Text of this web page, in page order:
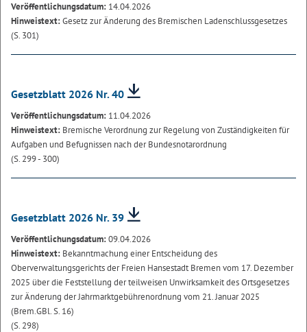
Veröffentlichungsdatum: 14.04.2026
Hinweistext:Gesetz zur Änderung des Bremischen Ladenschlussgesetzes
(S. 301)
Gesetzblatt 2026 Nr. 40
Veröffentlichungsdatum: 11.04.2026
Hinweistext: Bremische Verordnung zur Regelung von Zuständigkeiten für
Aufgaben und Befugnissen nach der Bundesnotarordnung
(S. 299 - 300)
Gesetzblatt 2026 Nr. 39
Veröffentlichungsdatum:09.04.2026
Hinweistext: Bekanntmachung einer Entscheidung des
Oberverwaltungsgerichts der Freien Hansestadt Bremen vom 17. Dezember
2025 über die Feststellung der teilweisen Unwirksamkeit des Ortsgesetzes
zur Änderung der Jahrmarktgebührenordnung vom 21. Januar 2025
(Brem.GBl. S. 16)
(S. 298)